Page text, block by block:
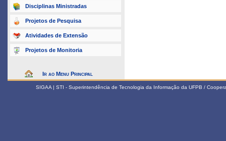
Disciplinas Ministradas
Projetos de Pesquisa
Atividades de Extensão
Projetos de Monitoria
Ir ao Menu Principal
SIGAA | STI - Superintendência de Tecnologia da Informação da UFPB /